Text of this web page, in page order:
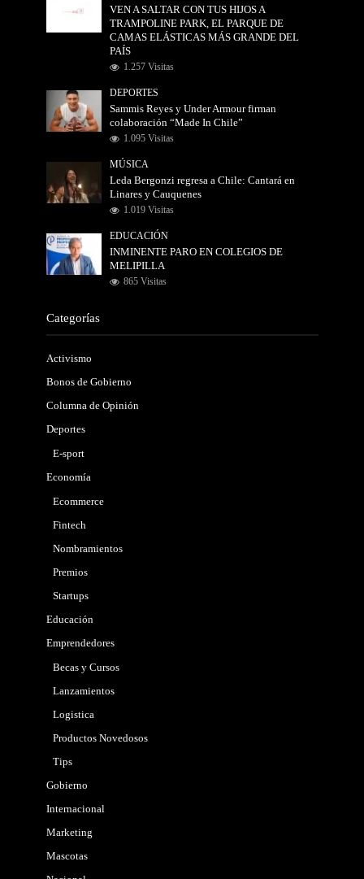
VEN A SALTAR CON TUS HIJOS A
TRAMPOLINE PARK, EL PARQUE DE
CAMAS ELÁSTICAS MÁS GRANDE DEL
PAÍS
1.257 Visitas
DEPORTES
Sammis Reyes y Under Armour firman
colaboración “Made In Chile”
1.095 Visitas
MÚSICA
Leda Bergonzi regresa a Chile: Cantará en
Linares y Cauquenes
1.019 Visitas
EDUCACIÓN
INMINENTE PARO EN COLEGIOS DE
MELIPILLA
865 Visitas
Categorías
Activismo
Bonos de Gobierno
Columna de Opinión
Deportes
E-sport
Economía
Ecommerce
Fintech
Nombramientos
Premios
Startups
Educación
Emprendedores
Becas y Cursos
Lanzamientos
Logistica
Productos Novedosos
Tips
Gobierno
Internacional
Marketing
Mascotas